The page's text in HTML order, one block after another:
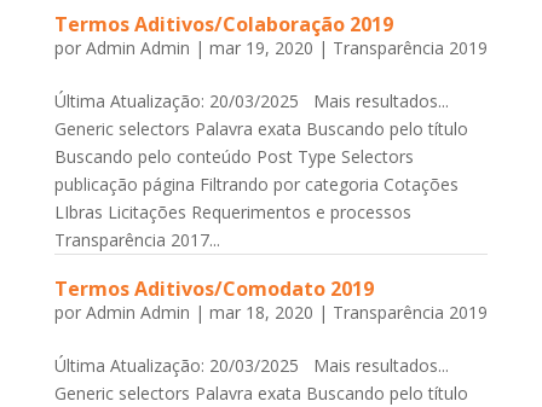
Termos Aditivos/Colaboração 2019
por Admin Admin | mar 19, 2020 | Transparência 2019
Última Atualização: 20/03/2025 Mais resultados...
Generic selectors Palavra exata Buscando pelo título
Buscando pelo conteúdo Post Type Selectors
publicação página Filtrando por categoria Cotações
LIbras Licitações Requerimentos e processos
Transparência 2017...
Termos Aditivos/Comodato 2019
por Admin Admin | mar 18, 2020 | Transparência 2019
Última Atualização: 20/03/2025 Mais resultados...
Generic selectors Palavra exata Buscando pelo título